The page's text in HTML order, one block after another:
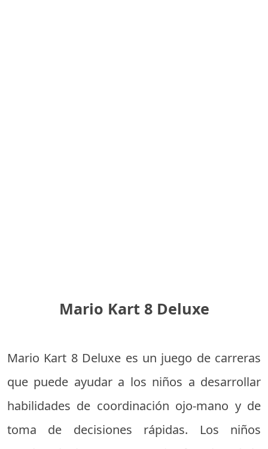
Mario Kart 8 Deluxe
Mario Kart 8 Deluxe es un juego de carreras
que puede ayudar a los niños a desarrollar
habilidades de coordinación ojo-mano y de
toma de decisiones rápidas. Los niños